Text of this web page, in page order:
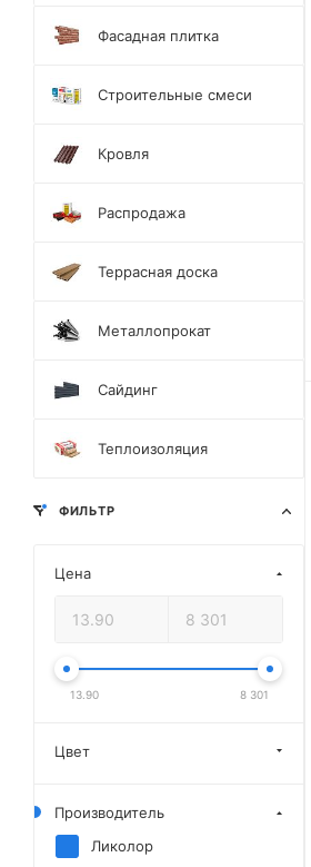
Фасадная плитка
Строительные смеси
Кровля
Распродажа
Террасная доска
Металлопрокат
Сайдинг
Теплоизоляция
ФИЛЬТР
Цена
13.90 8 301
Цвет
Производитель
Ликолор